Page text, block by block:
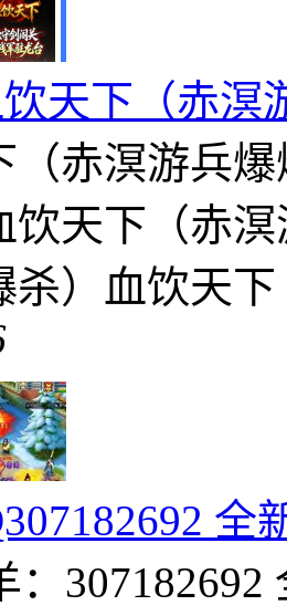
饮天下（赤溟
（赤溟游兵
饮天下（赤
杀）血饮天
：